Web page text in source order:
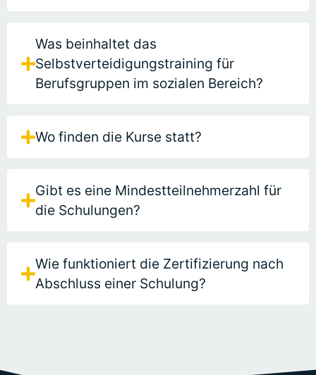
Was beinhaltet das
Selbstverteidigungstraining für
Berufsgruppen im sozialen Bereich?
Wo finden die Kurse statt?
Gibt es eine Mindestteilnehmerzahl für
die Schulungen?
Wie funktioniert die Zertifizierung nach
Abschluss einer Schulung?